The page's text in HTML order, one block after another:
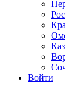
Войти